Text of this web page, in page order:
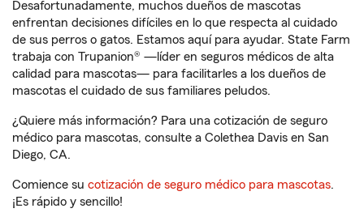
Desafortunadamente, muchos dueños de mascotas
enfrentan decisiones difíciles en lo que respecta al cuidado
de sus perros o gatos. Estamos aquí para ayudar. State Farm
trabaja con Trupanion® —líder en seguros médicos de alta
calidad para mascotas— para facilitarles a los dueños de
mascotas el cuidado de sus familiares peludos.
¿Quiere más información? Para una cotización de seguro
médico para mascotas, consulte a Colethea Davis en San
Diego, CA.
Comience su cotización de seguro médico para mascotas.
¡Es rápido y sencillo!